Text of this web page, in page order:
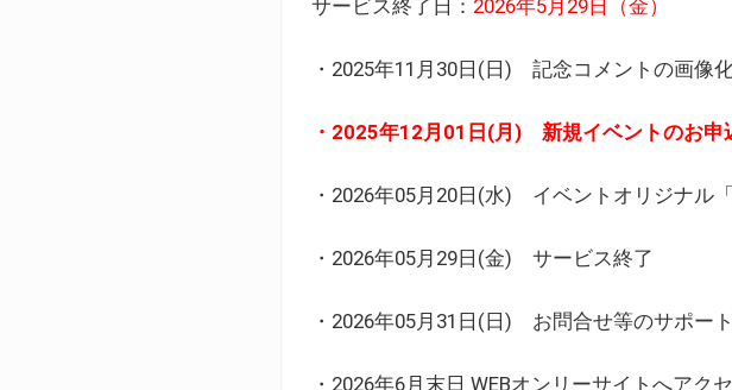
サービス終了日： 2026年5月29日（金）
・2025年11月30日(日) 記念コメントの画像
・2025年12月01日(月) 新規イベントのお申
・2026年05月20日(水) イベントオリジナル
・2026年05月29日(金) サービス終了
・2026年05月31日(日) お問合せ等のサポー
・2026年6月末日 WEBオンリーサイトへア